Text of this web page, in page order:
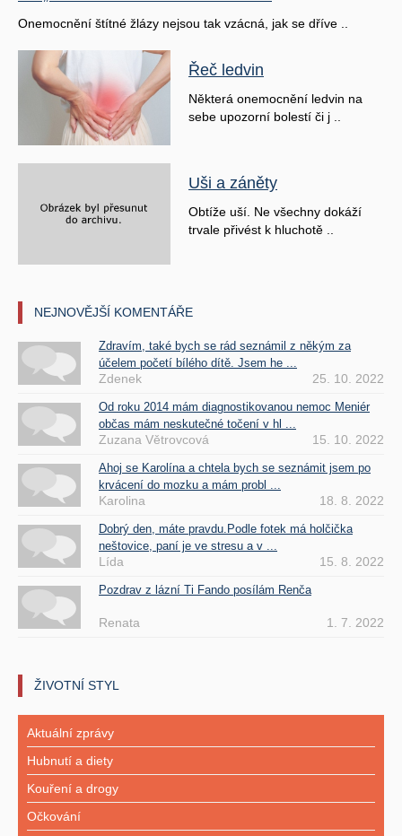
Onemocnění štítné žlázy nejsou tak vzácná, jak se dříve ..
Řeč ledvin
Některá onemocnění ledvin na
sebe upozorní bolestí či j ..
Uši a záněty
Obtíže uší. Ne všechny dokáží
trvale přivést k hluchotě ..
NEJNOVĚJŠÍ KOMENTÁŘE
Zdravím, také bych se rád seznámil z někým za
účelem početí bílého dítě. Jsem he ...
Zdenek 25. 10. 2022
Od roku 2014 mám diagnostikovanou nemoc Meniér
občas mám neskutečné točení v hl ...
Zuzana Větrovcová 15. 10. 2022
Ahoj se Karolína a chtela bych se seznámit jsem po
krvácení do mozku a mám probl ...
Karolina 18. 8. 2022
Dobrý den, máte pravdu.Podle fotek má holčička
neštovice, paní je ve stresu a v ...
Lída 15. 8. 2022
Pozdrav z lázní Ti Fando posílám Renča
Renata 1. 7. 2022
ŽIVOTNÍ STYL
Aktuální zprávy
Hubnutí a diety
Kouření a drogy
Očkování